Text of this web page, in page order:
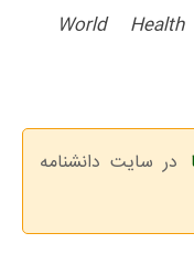
World
در سایت دانشنامه